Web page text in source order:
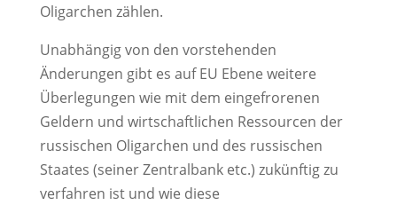
Oligarchen zählen.
Unabhängig von den vorstehenden
Änderungen gibt es auf EU Ebene weitere
Überlegungen wie mit dem eingefrorenen
Geldern und wirtschaftlichen Ressourcen der
russischen Oligarchen und des russischen
Staates (seiner Zentralbank etc.) zukünftig zu
verfahren ist und wie diese